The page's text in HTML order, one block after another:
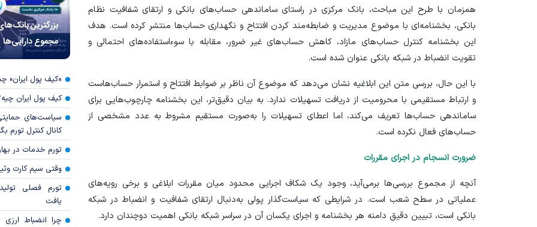
همزمان با طرح این مباحث، بانک مرکزی در راستای ساماندهی حساب‌های بانکی و ارتقای شفافیت نظام
بانکی، بخشنامه‌ای با موضوع مدیریت و ضابطه‌مند کردن افتتاح و نگهداری حساب‌ها منتشر کرده است. هدف
این بخشنامه کنترل حساب‌های مازاد، کاهش حساب‌های غیر ضرور، مقابله با سوء‌استفاده‌های احتمالی و
تقویت انضباط در شبکه بانکی عنوان شده است.
با این حال، بررسی متن این ابلاغیه نشان می‌دهد که موضوع آن ناظر بر ضوابط افتتاح و استمرار حساب‌هاست
و ارتباط مستقیمی با محرومیت از دریافت تسهیلات ندارد. به بیان دقیق‌تر، این بخشنامه چارچوب‌هایی برای
ساماندهی حساب‌ها تعریف می‌کند، اما اعطای تسهیلات را به‌صورت مستقیم مشروط به عدد مشخصی از
حساب‌های فعال نکرده است.
ضرورت انسجام در اجرای مقررات
آنچه از مجموع بررسی‌ها برمی‌آید، وجود یک شکاف اجرایی محدود میان مقررات ابلاغی و برخی رویه‌های
عملیاتی در سطح شعب است. در شرایطی که سیاست‌گذار پولی به‌دنبال ارتقای شفافیت و انضباط در شبکه
بانکی است، تبیین دقیق دامنه هر بخشنامه و اجرای یکسان آن در سراسر شبکه بانکی اهمیت دوچندان دارد.
بزرگترین
مجموع دارایی‌ها
«کیف پول ایران»
کیف پول ایران
سیاست‌های
کانال کنترل تورم
تورم خدمات در بهار ۱۴۰۵ چقدر
وقتی سیم کارت
تورم فصلی
یافت
چرا انضباط